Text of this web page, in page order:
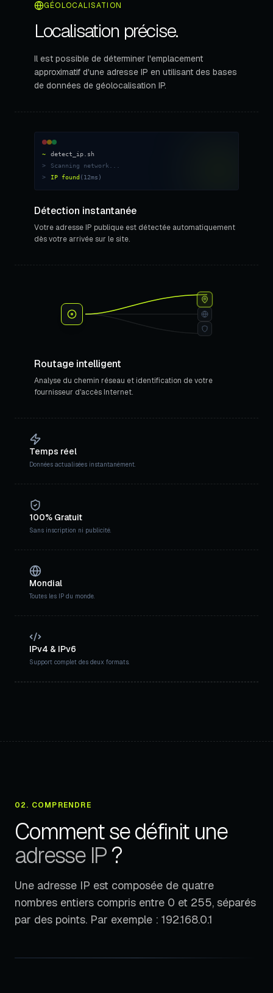
GÉOLOCALISATION
Localisation précise.
Il est possible de déterminer l'emplacement
approximatif d'une adresse IP en utilisant des bases
de données de géolocalisation IP.
~ detect_ip.
Détection instantanée
Votre adresse IP publique est détectée automatiquement
dès votre arrivée sur le site.
Routage intelligent
Analyse du chemin réseau et identification de votre
fournisseur d'accès Internet.
Temps réel
Données actualisées instantanément.
100% Gratuit
Sans inscription ni publicité.
Mondial
Toutes les IP du monde.
IPv4 & IPv6
Support complet des deux formats.
02. COMPRENDRE
Comment se définit une
adresse IP?
Une adresse IP est composée de quatre
nombres entiers compris entre 0 et 255, séparés
par des points. Par exemple : 192.168.0.1